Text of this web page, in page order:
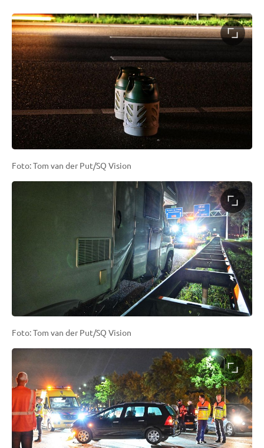
Foto: Tom van der Put/SQ Vision
Foto: Tom van der Put/SQ Vision